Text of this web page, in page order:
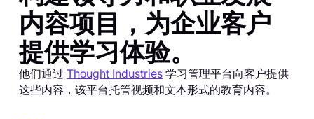
内容项目，为企业客户
提供学习体验。
他们通过 Thought Industries学习管理平台向客户提供
这些内容，该平台托管视频和文本形式的教育内容。